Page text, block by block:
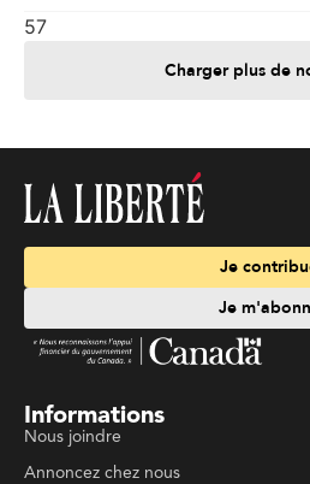
57
Charger plus de
Je
Je
Informations
Nous joindre
Annoncez chez nous